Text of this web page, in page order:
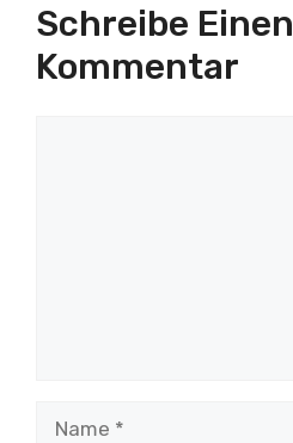
Schreibe Einen
Kommentar